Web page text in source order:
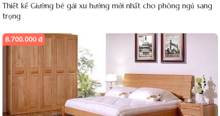
Thiết kế Giường bé gái xu hướng mới nhất cho phòng ngủ sang
trọng
8.700.000 đ